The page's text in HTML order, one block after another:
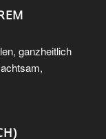
ganzheitlich